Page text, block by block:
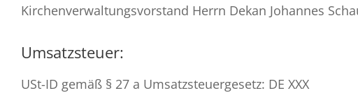
Kirchenverwaltungsvorstand Herrn Dekan Johannes
Umsatzsteuer:
USt-ID gemäß § 27 a Umsatzsteuergesetz: DE XXX